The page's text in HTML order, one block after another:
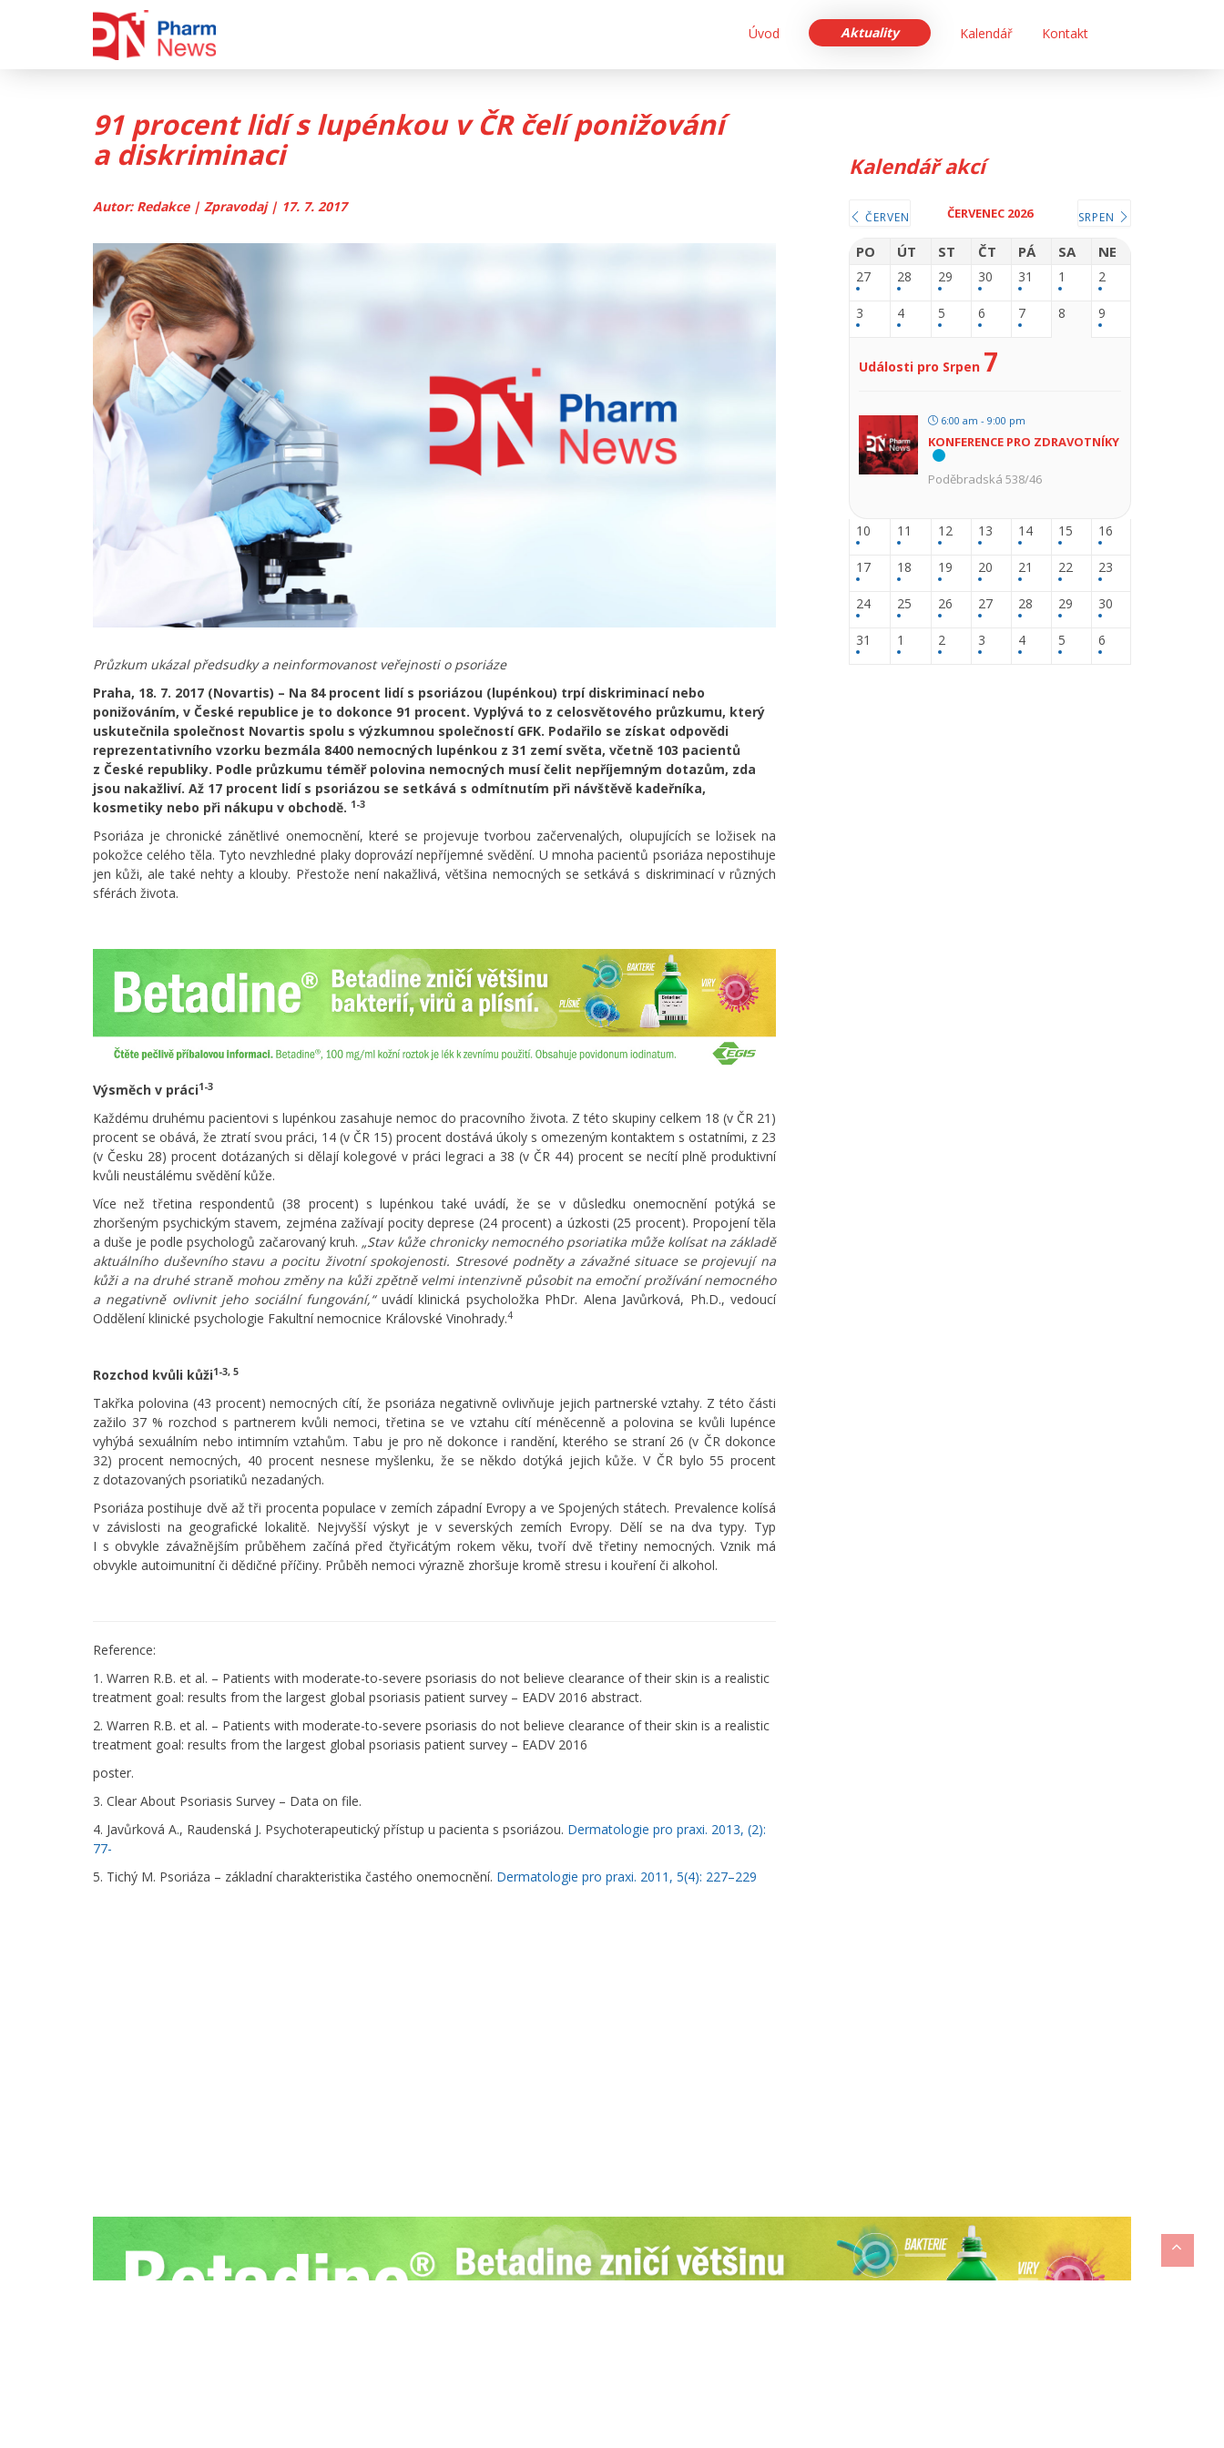
Úvod Aktuality Kalendář Kontakt
91 procent lidí s lupénkou v ČR čelí ponižování
a diskriminaci
Autor: Redakce | Zpravodaj | 17. 7. 2017
Průzkum ukázal předsudky a neinformovanost veřejnosti o psoriáze
Praha, 18. 7. 2017 (Novartis) – Na 84 procent lidí s psoriázou (lupénkou) trpí diskriminací nebo
ponižováním, v České republice je to dokonce 91 procent. Vyplývá to z celosvětového průzkumu, který
uskutečnila společnost Novartis spolu s výzkumnou společností GFK. Podařilo se získat odpovědi
reprezentativního vzorku bezmála 8400 nemocných lupénkou z 31 zemí světa, včetně 103 pacientů
z České republiky. Podle průzkumu téměř polovina nemocných musí čelit nepříjemným dotazům, zda
jsou nakažliví. Až 17 procent lidí s psoriázou se setkává s odmítnutím při návštěvě kadeřníka,
kosmetiky nebo při nákupu v obchodě. 1-3
Psoriáza je chronické zánětlivé onemocnění, které se projevuje tvorbou začervenalých, olupujících se ložisek na
pokožce celého těla. Tyto nevzhledné plaky doprovází nepříjemné svědění. U mnoha pacientů psoriáza nepostihuje
jen kůži, ale také nehty a klouby. Přestože není nakažlivá, většina nemocných se setkává s diskriminací v různých
sférách života.
Výsměch v práci1-3
Každému druhému pacientovi s lupénkou zasahuje nemoc do pracovního života. Z této skupiny celkem 18 (v ČR 21)
procent se obává, že ztratí svou práci, 14 (v ČR 15) procent dostává úkoly s omezeným kontaktem s ostatními, z 23
(v Česku 28) procent dotázaných si dělají kolegové v práci legraci a 38 (v ČR 44) procent se necítí plně produktivní
kvůli neustálému svědění kůže.
Více než třetina respondentů (38 procent) s lupénkou také uvádí, že se v důsledku onemocnění potýká se
zhoršeným psychickým stavem, zejména zažívají pocity deprese (24 procent) a úzkosti (25 procent). Propojení těla
a duše je podle psychologů začarovaný kruh. „Stav kůže chronicky nemocného psoriatika může kolísat na základě
aktuálního duševního stavu a pocitu životní spokojenosti. Stresové podněty a závažné situace se projevují na
kůži a na druhé straně mohou změny na kůži zpětně velmi intenzivně působit na emoční prožívání nemocného
a negativně ovlivnit jeho sociální fungování,“uvádí klinická psycholožka PhDr. Alena Javůrková, Ph.D., vedoucí
Oddělení klinické psychologie Fakultní nemocnice Královské Vinohrady.4
Rozchod kvůli kůži1-3, 5
Takřka polovina (43 procent) nemocných cítí, že psoriáza negativně ovlivňuje jejich partnerské vztahy. Z této části
zažilo 37 % rozchod s partnerem kvůli nemoci, třetina se ve vztahu cítí méněcenně a polovina se kvůli lupénce
vyhýbá sexuálním nebo intimním vztahům. Tabu je pro ně dokonce i randění, kterého se straní 26 (v ČR dokonce
32) procent nemocných, 40 procent nesnese myšlenku, že se někdo dotýká jejich kůže. V ČR bylo 55 procent
z dotazovaných psoriatiků nezadaných.
Psoriáza postihuje dvě až tři procenta populace v zemích západní Evropy a ve Spojených státech. Prevalence kolísá
v závislosti na geografické lokalitě. Nejvyšší výskyt je v severských zemích Evropy. Dělí se na dva typy. Typ
I s obvykle závažnějším průběhem začíná před čtyřicátým rokem věku, tvoří dvě třetiny nemocných. Vznik má
obvykle autoimunitní či dědičné příčiny. Průběh nemoci výrazně zhoršuje kromě stresu i kouření či alkohol.
Reference:
1. Warren R.B. et al. – Patients with moderate-to-severe psoriasis do not believe clearance of their skin is a realistic
treatment goal: results from the largest global psoriasis patient survey – EADV 2016 abstract.
2. Warren R.B. et al. – Patients with moderate-to-severe psoriasis do not believe clearance of their skin is a realistic
treatment goal: results from the largest global psoriasis patient survey – EADV 2016
poster.
3. Clear About Psoriasis Survey – Data on file.
4. Javůrková A., Raudenská J. Psychoterapeutický přístup u pacienta s psoriázou. Dermatologie pro praxi. 2013, (2):
77-
5. Tichý M. Psoriáza – základní charakteristika častého onemocnění. Dermatologie pro praxi. 2011, 5(4): 227–229
Kalendář akcí
ČERVEN ČERVENEC 2026 SRPEN
PO ÚT ST ČT PÁ SA NE
27 28 29 30 31 1 2
3 4 5 6 7 8 9
Události pro Srpen 7
6:00 am - 9:00 pm
KONFERENCE PRO ZDRAVOTNÍKY
Poděbradská 538/46
10 11 12 13 14 15 16
17 18 19 20 21 22 23
24 25 26 27 28 29 30
31 1 2 3 4 5 6